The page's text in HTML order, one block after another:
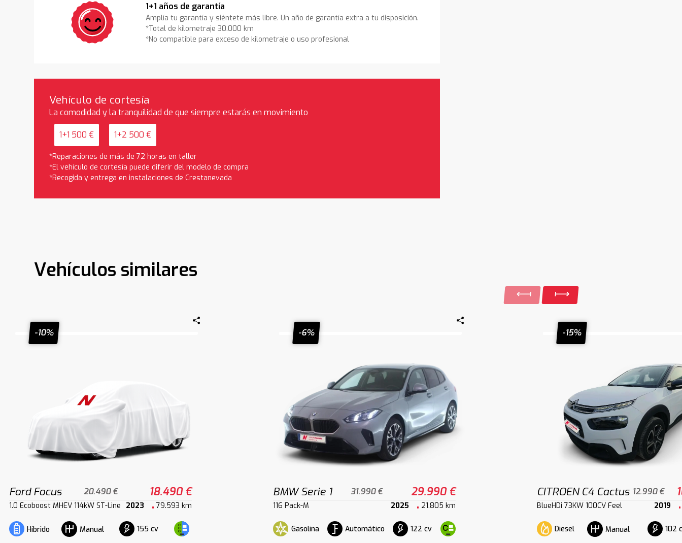
1+1 años de garantía
Amplía tu garantía y siéntete más libre. Un año de garantía extra a tu disposición.
*Total de kilometraje 30.000 km
*No compatible para exceso de kilometraje o uso profesional
Vehículo de cortesía
La comodidad y la tranquilidad de que siempre estarás en movimiento
1+1 500 € 1+2 500 €
*Reparaciones de más de 72 horas en taller
*El vehículo de cortesía puede diferir del modelo de compra
*Recogida y entrega en instalaciones de Crestanevada
Vehículos similares
-10%
Ford Focus 20.490 € 18.490 €
1.0 Ecoboost MHEV 114kW ST-Line 2023 79.593 km
Híbrido Manual 155 cv
-6%
BMW Serie 1 31.990 € 29.990 €
116 Pack-M 2025 21.805 km
Gasolina Automático 122 cv
-15%
CITROEN C4 Cactus 12.990 €
BlueHDi 73KW 100CV Feel 2019
Diesel Manual 102